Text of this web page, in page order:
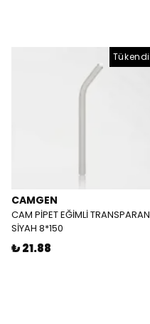
Tükendi
CAMGEN
CAM PİPET EĞİMLİ TRANSPARAN
SİYAH 8*150
₺ 21.88